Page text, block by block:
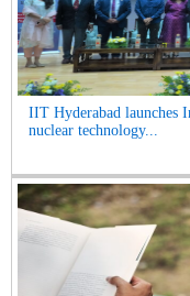
IIT Hyderabad launches
nuclear technology...